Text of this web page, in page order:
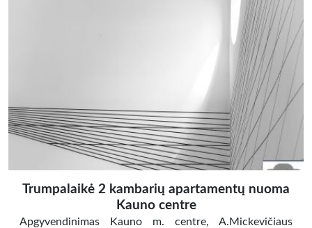
Trumpalaikė 2 kambarių apartamentų nuoma
Kauno centre
Apgyvendinimas Kauno m. centre, A.Mickevičiaus